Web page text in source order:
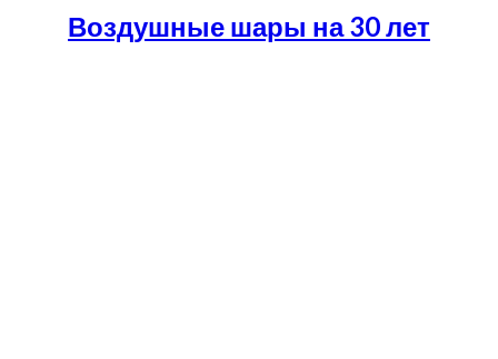
Воздушные шары на 30 лет